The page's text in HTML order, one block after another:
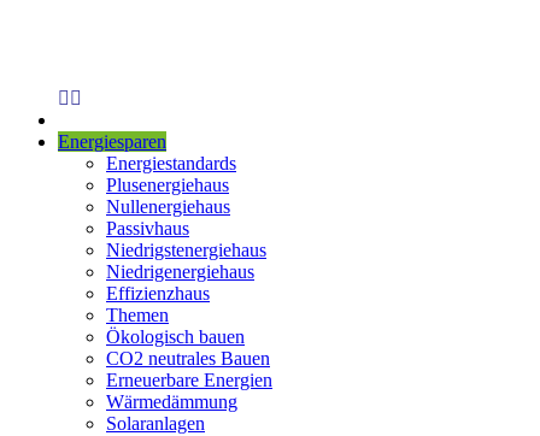
Energiesparen
Energiestandards
Plusenergiehaus
Nullenergiehaus
Passivhaus
Niedrigstenergiehaus
Niedrigenergiehaus
Effizienzhaus
Themen
Ökologisch bauen
CO2 neutrales Bauen
Erneuerbare Energien
Wärmedämmung
Solaranlagen